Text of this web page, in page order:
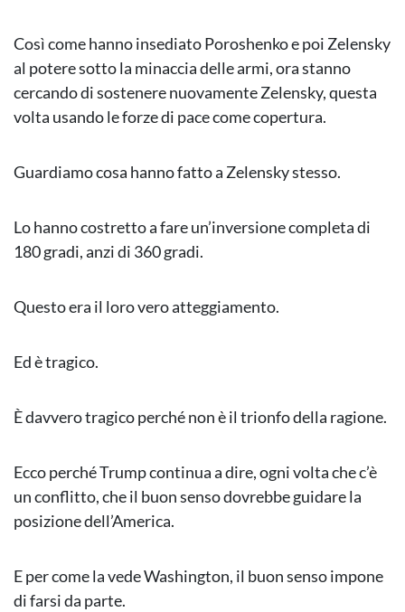
Così come hanno insediato Poroshenko e poi Zelensky
al potere sotto la minaccia delle armi, ora stanno
cercando di sostenere nuovamente Zelensky, questa
volta usando le forze di pace come copertura.
Guardiamo cosa hanno fatto a Zelensky stesso.
Lo hanno costretto a fare un’inversione completa di
180 gradi, anzi di 360 gradi.
Questo era il loro vero atteggiamento.
Ed è tragico.
È davvero tragico perché non è il trionfo della ragione.
Ecco perché Trump continua a dire, ogni volta che c’è
un conflitto, che il buon senso dovrebbe guidare la
posizione dell’America.
E per come la vede Washington, il buon senso impone
di farsi da parte.